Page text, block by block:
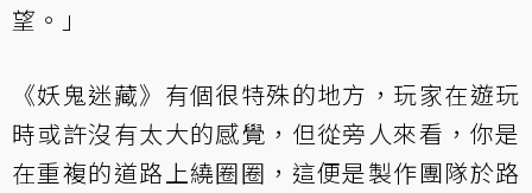
望。」
《妖鬼迷藏》有個很特殊的地方，玩家在遊玩
時或許沒有太大的感覺，但從旁人來看，你是
在重複的道路上繞圈圈，這便是製作團隊於路